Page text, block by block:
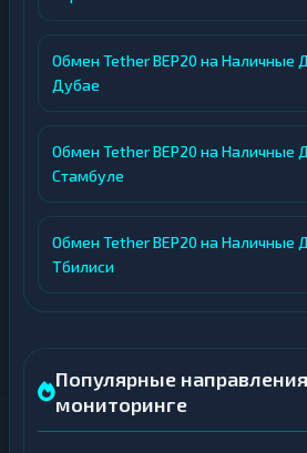
Обмен Tether BEP20 на Наличные
Дубае
Обмен Tether BEP20 на Наличные
Стамбуле
Обмен Tether BEP20 на Наличные
Тбилиси
Популярные
мониторинге